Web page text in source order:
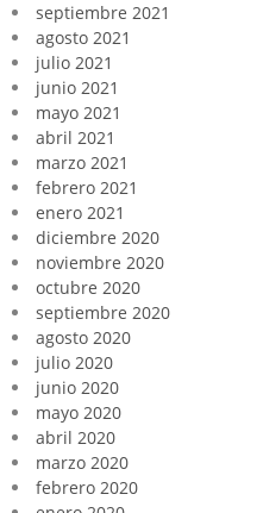
septiembre 2021
agosto 2021
julio 2021
junio 2021
mayo 2021
abril 2021
marzo 2021
febrero 2021
enero 2021
diciembre 2020
noviembre 2020
octubre 2020
septiembre 2020
agosto 2020
julio 2020
junio 2020
mayo 2020
abril 2020
marzo 2020
febrero 2020